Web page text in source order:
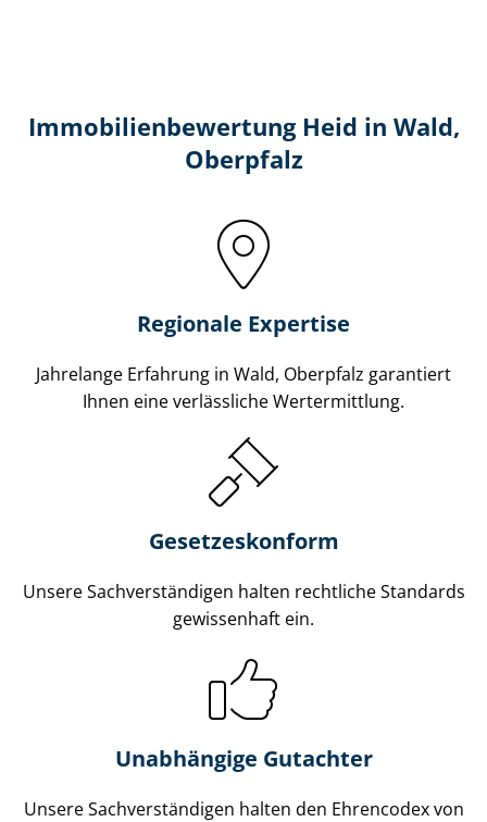
Immobilien­bewertung Heid in Wald,
Oberpfalz
Regionale Expertise
Jahrelange Erfahrung in Wald, Oberpfalz garantiert
Ihnen eine verlässliche Wertermittlung.
Gesetzes­konform
Unsere Sach­ver­stän­di­gen halten rechtliche Standards
gewissenhaft ein.
Unabhängige Gutachter
Unsere Sach­ver­stän­di­gen halten den Ehrencodex von